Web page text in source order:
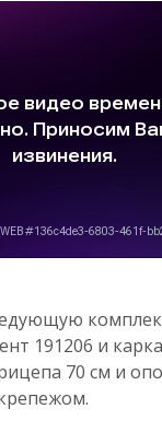
191206 и
70 см и